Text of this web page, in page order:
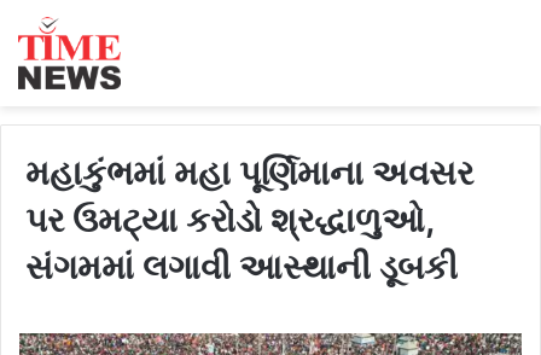
મહાકુંભમાં મહા પૂર્ણિમાના અવસર
પર ઉમટ્યા કરોડો શ્રદ્ધાળુઓ,
સંગમમાં લગાવી આસ્થાની ડૂબકી